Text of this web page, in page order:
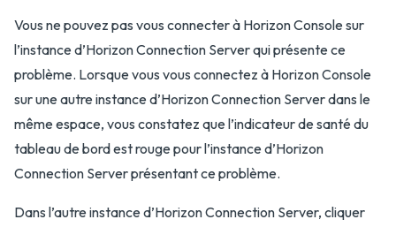
Vous ne pouvez pas vous connecter à Horizon Console sur
l’instance d’Horizon Connection Server qui présente ce
problème. Lorsque vous vous connectez à Horizon Console
sur une autre instance d’Horizon Connection Server dans le
même espace, vous constatez que l’indicateur de santé du
tableau de bord est rouge pour l’instance d’Horizon
Connection Server présentant ce problème.
Dans l’autre instance d’Horizon Connection Server, cliquer